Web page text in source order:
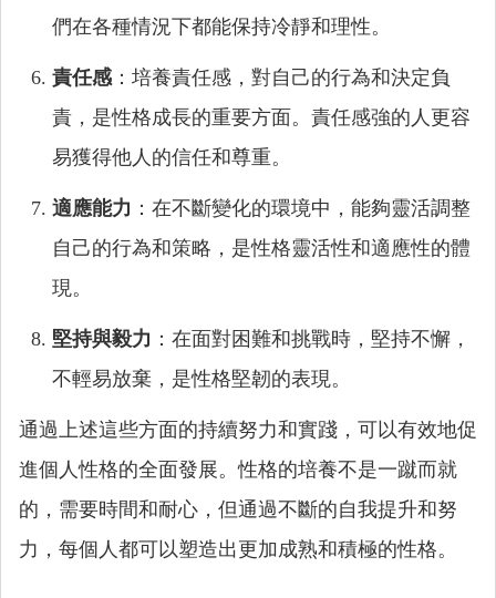
們在各種情況下都能保持冷靜和理性。
責任感：培養責任感，對自己的行為和決定負
責，是性格成長的重要方面。責任感強的人更容
易獲得他人的信任和尊重。
適應能力 ：在不斷變化的環境中，能夠靈活調整
自己的行為和策略，是性格靈活性和適應性的體
現。
堅持與毅力 ：在面對困難和挑戰時，堅持不懈，
不輕易放棄，是性格堅韌的表現。
通過上述這些方面的持續努力和實踐，可以有效地促
進個人性格的全面發展。性格的培養不是一蹴而就
的，需要時間和耐心，但通過不斷的自我提升和努
力，每個人都可以塑造出更加成熟和積極的性格。